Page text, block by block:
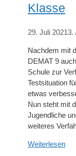
Klasse
29. Juli 20213.
Nachdem mit
DEMAT 9
Schule zur
Testsituation
etwas
Nun steht mit
Jugendliche
weiteres
Weiterlesen